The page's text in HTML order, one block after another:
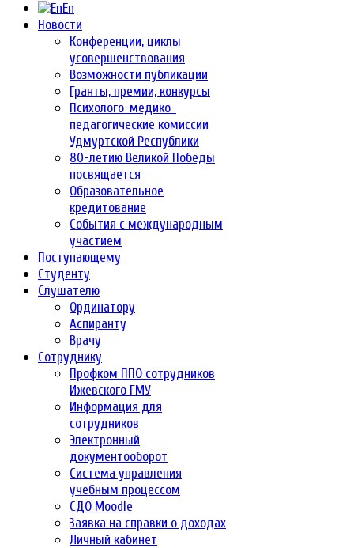
En
Новости
Конференции, циклы
усовершенствования
Возможности публикации
Гранты, премии, конкурсы
Психолого-медико-
педагогические комиссии
Удмуртской Республики
80-летию Великой Победы
посвящается
Образовательное
кредитование
События с международным
участием
Поступающему
Студенту
Слушателю
Ординатору
Аспиранту
Врачу
Сотруднику
Профком ППО сотрудников
Ижевского ГМУ
Информация для
сотрудников
Электронный
документооборот
Система управления
учебным процессом
СДО Moodle
Заявка на справки о доходах
Личный кабинет